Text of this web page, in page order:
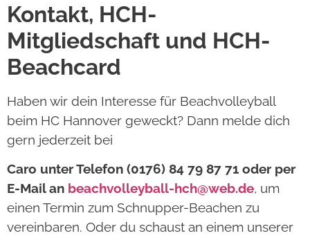
Kontakt, HCH-
Mitgliedschaft und HCH-
Beachcard
Haben wir dein Interesse für Beachvolleyball
beim HC Hannover geweckt? Dann melde dich
gern jederzeit bei
Caro unter Telefon (0176) 84 79 87 71 oder per
E-Mail an beachvolleyball-hch@web.de, um
einen Termin zum Schnupper-Beachen zu
vereinbaren. Oder du schaust an einem unserer